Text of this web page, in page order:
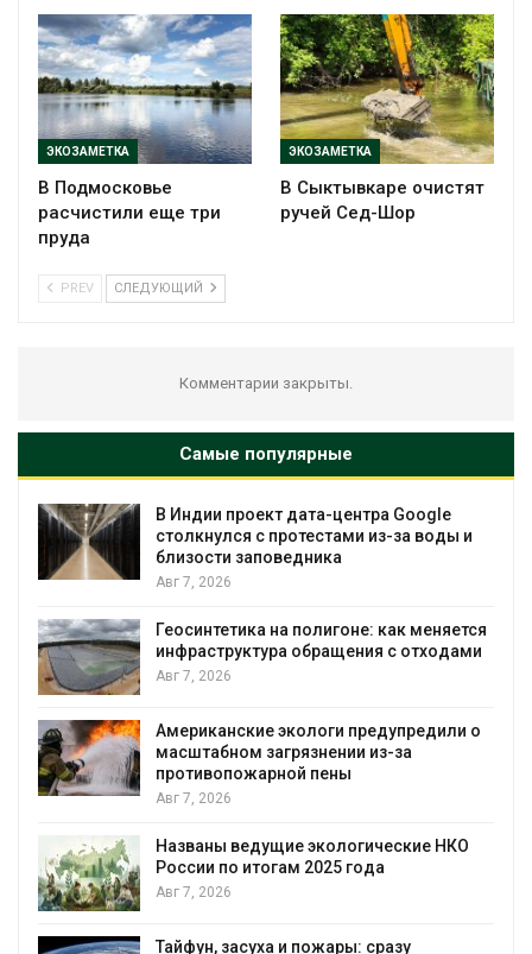
ЭКОЗАМЕТКА
В Подмосковье
расчистили еще три
пруда
ЭКОЗАМЕТКА
В Сыктывкаре очистят
ручей Сед-Шор
PREV СЛЕДУЮЩИЙ
Комментарии закрыты.
Самые популярные
Google
из-за воды и
как меняется
с отходами
предупредили о
из-за
НКО
года
сразу
Дождевая вода с крыш
городам переживать жару
Авг 7, 2026
строительство мусорных
уборку контейнерных
Панамский канал вновь
загрузку судов из-за
воды
В китайской провинции
паводков эвакуировали